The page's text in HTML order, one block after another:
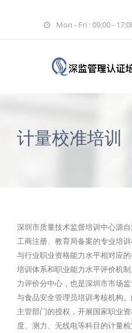
Mon - Fri : 09:00 -
计量校准培训
深圳市质量技术监督培训中心源
工商注册、教育局备案的专业培
与行业职业资格能力水平相对应
培训体系和职业能力水平评价机
力评价分中心，也是深圳市市场
与食品安全管理员培训考核机构
主管部门的授权，开展国家职业
度、测力、无线电等科目的计量